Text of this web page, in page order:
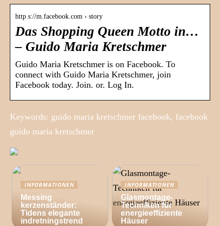
http s://m.facebook.com › story
Das Shopping Queen Motto in…
– Guido Maria Kretschmer
Guido Maria Kretschmer is on Facebook. To
connect with Guido Maria Kretschmer, join
Facebook today. Join. or. Log In.
Keywords: guido maria kretschmer facebook, facebook
guido maria kretschmer
INFORMATIONEN
Messing
kerzenständer:
Tidens elegante
indretningstrend
INFORMATIONEN
Glasmontage-
Techniken für
energieeffiziente
Häuser